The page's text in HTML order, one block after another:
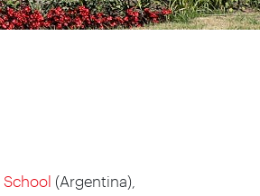
School (Argentina),